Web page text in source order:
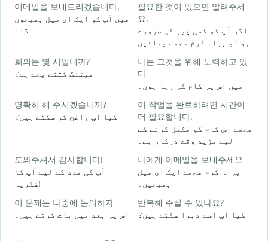
이메일을 보내드리겠습니다.
میں آپ کو ایک ای میل بھیجوں
گا۔
필요한 것이 있으면 알려주세
요.
اگر آپ کو کسی چیز کی ضرورت
ہو تو براہ کرم مجھے بتائیں
회의는 몇 시입니까?
میٹنگ کتنے بجے ہے؟
나는 그것을 위해 노력하고 있
다
میں اس پر کام کر رہا ہوں۔
명확히 해 주시겠습니까?
کیا آپ واضح کر سکتے ہیں؟
이 작업을 완료하려면 시간이
더 필요합니다.
مجھے اس کام کو مکمل کرنے کے
لیے مزید وقت درکار ہے۔
도와주셔서 감사합니다!
آپ کی مدد کے لیے آپ کا
شکریہ!
나에게 이메일을 보내주세요
براہ کرم مجھے ایک ای میل
بھیجیں۔
이 문제는 나중에 논의하자
اس پر بعد میں بات کرتے ہیں۔
반복해 주실 수 있나요?
کیا آپ اسے دہرا سکتے ہیں؟